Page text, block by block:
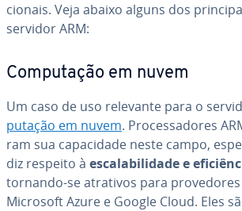
ci­o­nais. Veja abaixo alguns dos
servidor ARM:
Com­pu­ta­ção em nuvem
Um caso de uso relevante para o
pu­ta­ção em nuvem. Pro­ces­sa­do­res
ram sua ca­pa­ci­dade neste campo,
diz respeito à es­ca­la­bi­li­dade e
tornando-se atrativos para pro­ve­do­res
Microsoft Azure e Google Cloud. Eles